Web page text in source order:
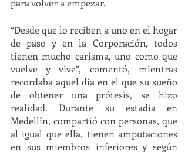
“Desde que lo reciben a uno en el hogar
de paso y en la Corporación, todos
tienen mucho carisma, uno como que
vuelve y vive”, comentó, mientras
recordaba aquel día en el que su sueño
de obtener una prótesis, se hizo
realidad. Durante su estadía en
Medellín, compartió con personas, que
al igual que ella, tienen amputaciones
en sus miembros inferiores y según